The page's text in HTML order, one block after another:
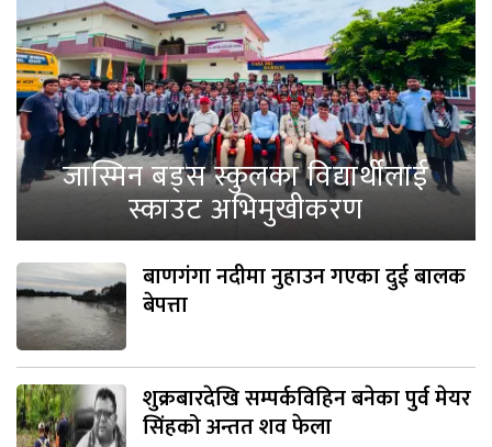
जास्मिन बड्स स्कुलका विद्यार्थीलाई
स्काउट अभिमुखीकरण
बाणगंगा नदीमा नुहाउन गएका दुई बालक
बेपत्ता
शुक्रबारदेखि सम्पर्कविहिन बनेका पुर्व मेयर
सिंहको अन्तत शव फेला